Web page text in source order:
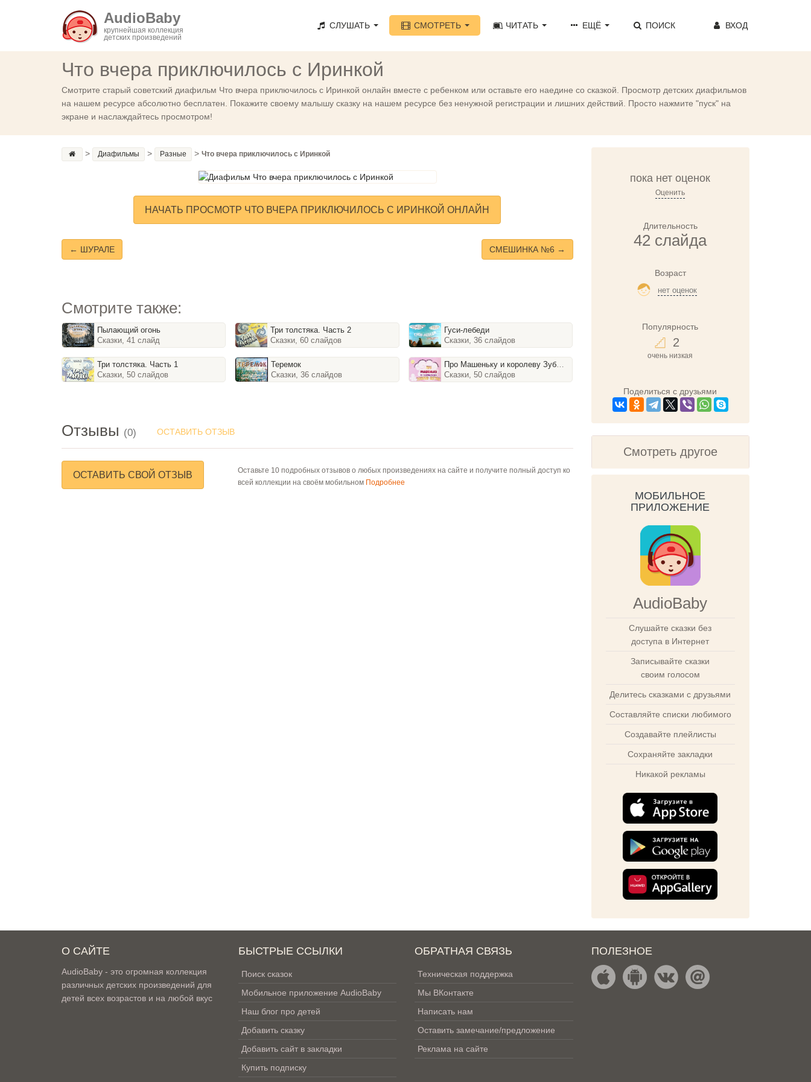
AudioBaby
крупнейшая коллекция
детских произведений
СЛУШАТЬ СМОТРЕТЬ ЧИТАТЬ ЕЩЁ ПОИСК ВХОД
Что вчера приключилось с Иринкой
Смотрите старый советский диафильм Что вчера приключилось с Иринкой онлайн вместе с ребенком или оставьте его наедине со сказкой. Просмотр детских диафильмов
на нашем ресурсе абсолютно бесплатен. Покажите своему малышу сказку на нашем ресурсе без ненужной регистрации и лишних действий. Просто нажмите "пуск" на
экране и наслаждайтесь просмотром!
> Диафильмы > Разные > Что вчера приключилось с Иринкой
НАЧАТЬ ПРОСМОТР ЧТО ВЧЕРА ПРИКЛЮЧИЛОСЬ С ИРИНКОЙ ОНЛАЙН
← ШУРАЛЕ СМЕШИНКА №6 →
Смотрите также:
Пылающий огонь
Сказки, 41 слайд
Три толстяка. Часть 1
Сказки, 50 слайдов
Три толстяка. Часть 2
Сказки, 60 слайдов
Теремок
Сказки, 36 слайдов
Гуси-лебеди
Сказки, 36 слайдов
Про Машеньку и королеву Зубную Щетку
Сказки, 50 слайдов
Отзывы (0) ОСТАВИТЬ ОТЗЫВ
ОСТАВИТЬ СВОЙ ОТЗЫВ
Оставьте 10 подробных отзывов о любых произведениях на сайте и получите полный доступ ко
всей коллекции на своём мобильном Подробнее
пока нет оценок
Оценить
Длительность
42 слайда
Возраст
нет оценок
Популярность
2
очень низкая
Поделиться с друзьями
Смотреть другое
МОБИЛЬНОЕ
ПРИЛОЖЕНИЕ
AudioBaby
Слушайте сказки без
доступа в Интернет
Записывайте сказки
своим голосом
Делитесь сказками с друзьями
Составляйте списки любимого
Создавайте плейлисты
Сохраняйте закладки
Никакой рекламы
О САЙТЕ
AudioBaby - это огромная коллекция
различных детских произведений для
детей всех возрастов и на любой вкус
БЫСТРЫЕ ССЫЛКИ
Поиск сказок
Мобильное приложение AudioBaby
Наш блог про детей
Добавить сказку
Добавить сайт в закладки
Купить подписку
ОБРАТНАЯ СВЯЗЬ
Техническая поддержка
Мы ВКонтакте
Написать нам
Оставить замечание/предложение
Реклама на сайте
ПОЛЕЗНОЕ